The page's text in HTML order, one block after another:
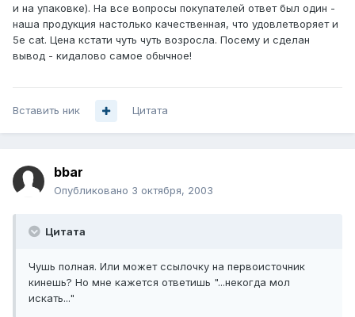
и на упаковке). На все вопросы покупателей ответ был один -
наша продукция настолько качественная, что удовлетворяет и
5е cat. Цена кстати чуть чуть возросла. Посему и сделан
вывод - кидалово самое обычное!
Вставить ник Цитата
bbar
Опубликовано 3 октября, 2003
Цитата
Чушь полная. Или может ссылочку на первоисточник
кинешь? Но мне кажется ответишь "...некогда мол
искать..."